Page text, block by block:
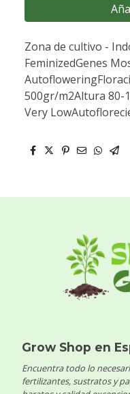
Zona de cultivo -
FeminizedGenes
500gr/m2Altura 80-
Very
Grow Shop en
Encuentra todo lo
fertilizantes, sustratos y